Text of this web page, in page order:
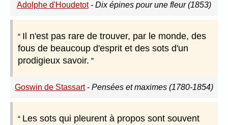
Adolphe d'Houdetot- Dix épines pour une fleur (1853)
Il n'est pas rare de trouver, par le monde, des
fous de beaucoup d'esprit et des sots d'un
prodigieux savoir.
Goswin de Stassart- Pensées et maximes (1780-1854)
Les sots qui pleurent à propos sont souvent